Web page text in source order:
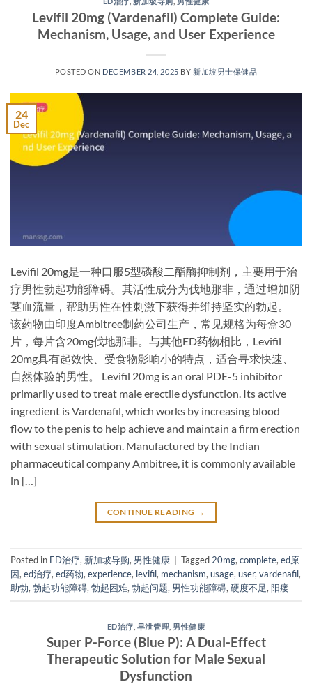
Levifil 20mg (Vardenafil) Complete Guide:
Mechanism, Usage, and User Experience
POSTED ON DECEMBER 24, 2025 BY 新加坡男士保健品
24
Dec
Levifil 20mg是一种口服5型磷酸二酯酶抑制剂，主要用于治
疗男性勃起功能障碍。其活性成分为伐地那非，通过增加阴
茎血流量，帮助男性在性刺激下获得并维持坚实的勃起。
该药物由印度Ambitree制药公司生产，常见规格为每盒30
片，每片含20mg伐地那非。与其他ED药物相比，Levifil
20mg具有起效快、受食物影响小的特点，适合寻求快速、
自然体验的男性。 Levifil 20mg​ is an oral PDE-5 inhibitor​
primarily used to treat male erectile dysfunction. Its active
ingredient is Vardenafil, which works by increasing blood
flow to the penis to help achieve and maintain a firm erection
with sexual stimulation. Manufactured by the Indian
pharmaceutical company Ambitree, it is commonly available
in […]
CONTINUE READING →
Posted in ED治疗, 新加坡导购, 男性健康 Tagged 20mg, complete, ed原
因, ed治疗, ed药物, experience, levifil, mechanism, usage, user, vardenafil,
助勃, 勃起功能障碍, 勃起困难, 勃起问题, 男性功能障碍, 硬度不足, 阳痿
ED治疗 早泄管理 男性健康
Super P-Force (Blue P): A Dual-Effect
Therapeutic Solution for Male Sexual
Dysfunction